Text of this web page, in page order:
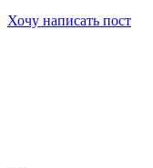
Хочу написать пост